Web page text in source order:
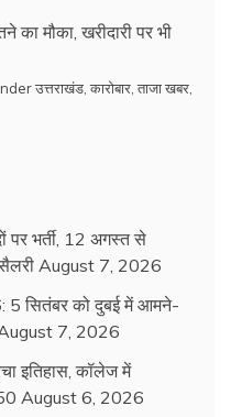
का मौका, खरीदारी पर भी
उत्तराखंड कारोबार ताजा खबर
पर भर्ती, 12 अगस्त से
August 7, 2026
5 सितंबर को दुबई में आमने-
7, 2026
इतिहास, कॉलेज में
August 6, 2026